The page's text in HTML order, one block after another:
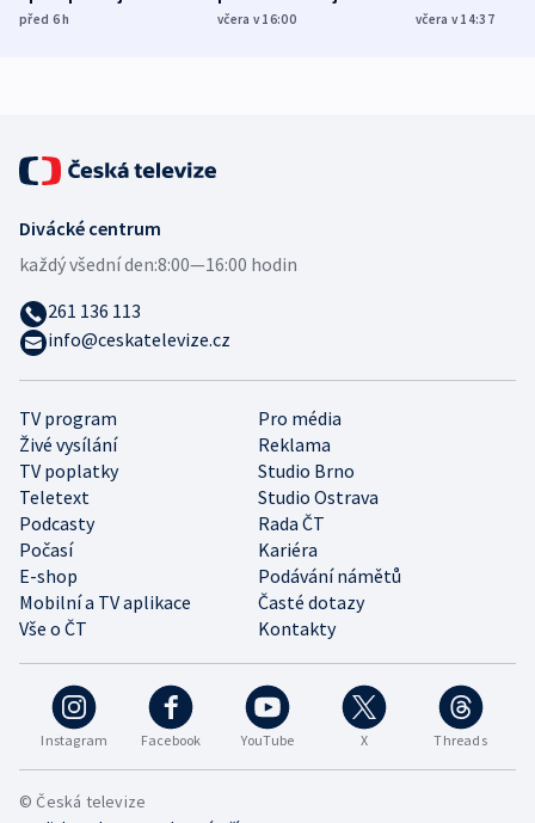
různých zemí
před 6h
dohodu o
včera v 16:00
Bojovali na
včera v 14:37
Instagram Facebook YouTube X Threads
TV program
Pro média
Živé vysílání
Reklama
TV poplatky
Studio Brno
Teletext
Studio Ostrava
Podcasty
Rada ČT
Počasí
Kariéra
E-shop
Podávání námětů
Mobilní a TV aplikace
Časté dotazy
Vše o ČT
Kontakty
Divácké centrum
každý všední den:8:00—16:00 hodin
261 136 113
info@ceskatelevize.cz
© Česká televize